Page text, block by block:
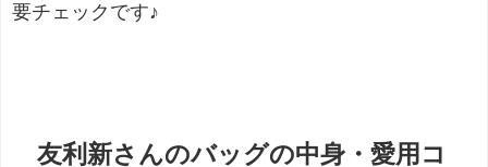
要チェックです♪
友利新さんのバッグの中身・愛用コ